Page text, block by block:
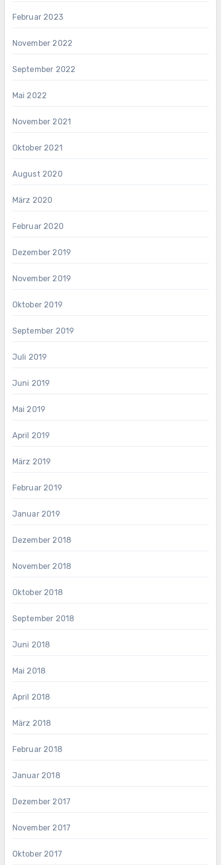
Februar 2023
November 2022
September 2022
Mai 2022
November 2021
Oktober 2021
August 2020
März 2020
Februar 2020
Dezember 2019
November 2019
Oktober 2019
September 2019
Juli 2019
Juni 2019
Mai 2019
April 2019
März 2019
Februar 2019
Januar 2019
Dezember 2018
November 2018
Oktober 2018
September 2018
Juni 2018
Mai 2018
April 2018
März 2018
Februar 2018
Januar 2018
Dezember 2017
November 2017
Oktober 2017